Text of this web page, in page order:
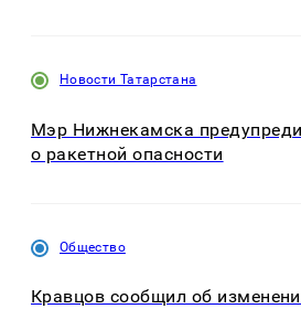
Новости Татарстана
Мэр Нижнекамска
о ракетной опасности
Общество
Кравцов сообщил об